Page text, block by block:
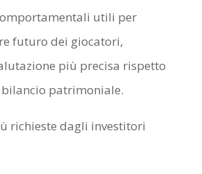
utili per
futuro dei giocatori,
più precisa rispetto
patrimoniale.
richieste dagli investitori